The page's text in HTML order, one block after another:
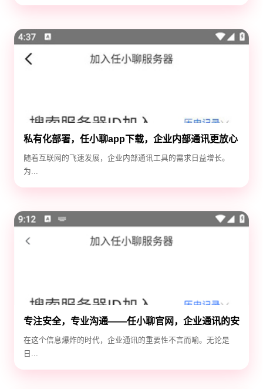
私有化部署，任小聊app下载，企业内部通讯更放心
随着互联网的飞速发展，企业内部通讯工具的需求日益增长。
为...
专注安全，专业沟通——任小聊官网，企业通讯的安
全守护神
在这个信息爆炸的时代，企业通讯的重要性不言而喻。无论是
日...